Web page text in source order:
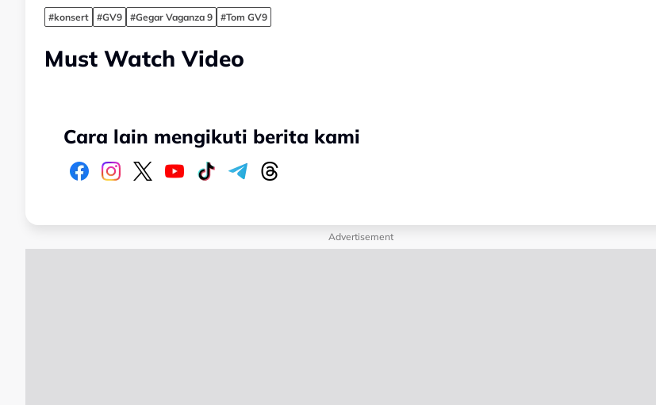
#konsert #GV9 #Gegar Vaganza 9 #Tom GV9
Must Watch Video
Cara lain mengikuti berita kami
Advertisement